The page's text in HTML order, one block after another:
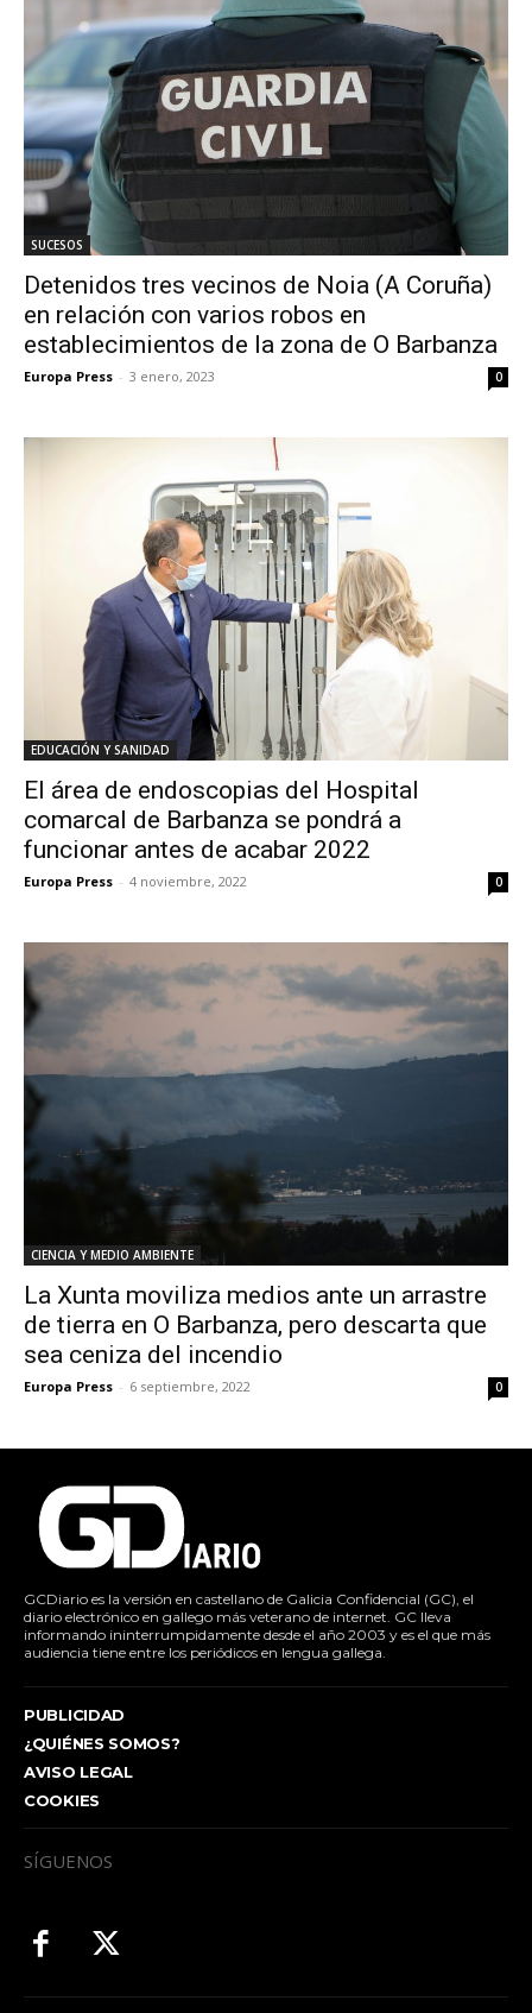
SUCESOS
Detenidos tres vecinos de Noia (A Coruña)
en relación con varios robos en
establecimientos de la zona de O Barbanza
Europa Press - 3 enero, 2023 0
EDUCACIÓN Y SANIDAD
El área de endoscopias del Hospital
comarcal de Barbanza se pondrá a
funcionar antes de acabar 2022
Europa Press - 4 noviembre, 2022 0
CIENCIA Y MEDIO AMBIENTE
La Xunta moviliza medios ante un arrastre
de tierra en O Barbanza, pero descarta que
sea ceniza del incendio
Europa Press - 6 septiembre, 2022 0
GCDiario es la versión en castellano de Galicia Confidencial (GC), el
diario electrónico en gallego más veterano de internet. GC lleva
informando ininterrumpidamente desde el año 2003 y es el que más
audiencia tiene entre los periódicos en lengua gallega.
PUBLICIDAD
¿QUIÉNES SOMOS?
AVISO LEGAL
COOKIES
SÍGUENOS